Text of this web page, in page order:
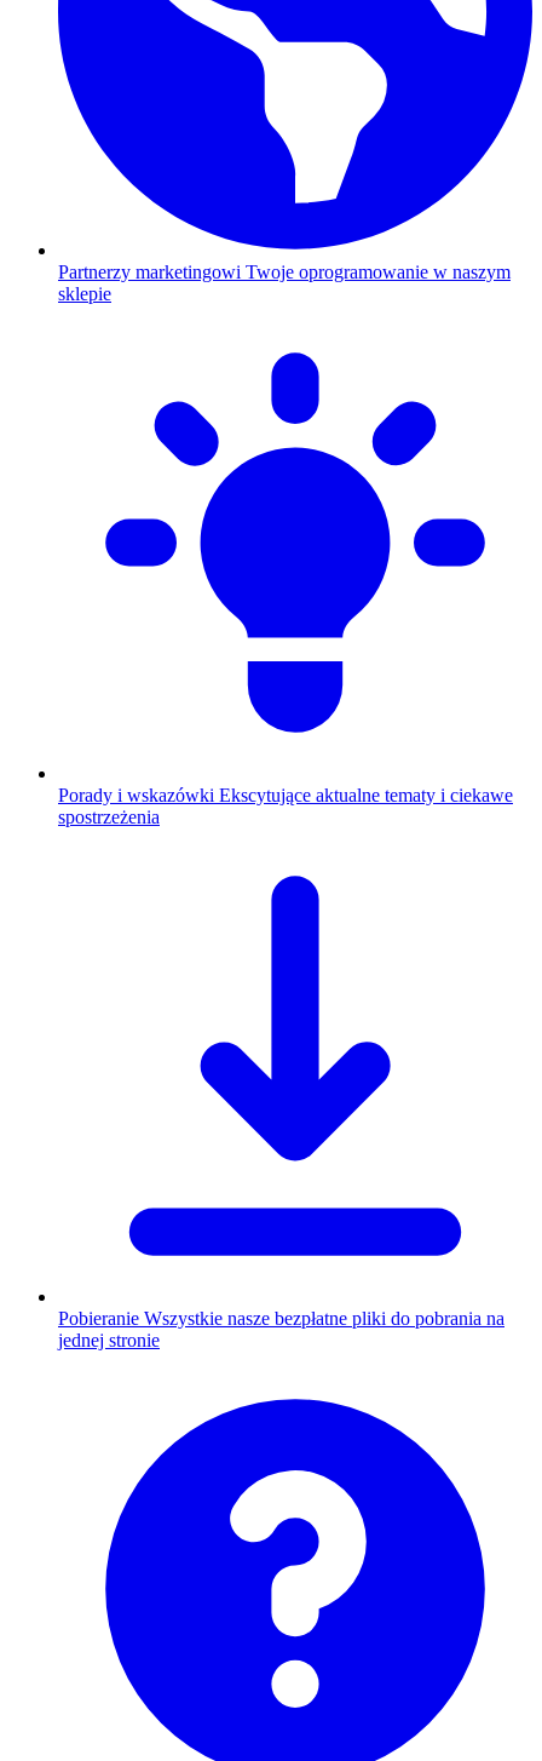
Partnerzy marketingowi Twoje oprogramowanie w naszym
sklepie
Porady i wskazówki Ekscytujące aktualne tematy i ciekawe
spostrzeżenia
Pobieranie Wszystkie nasze bezpłatne pliki do pobrania na
jednej stronie